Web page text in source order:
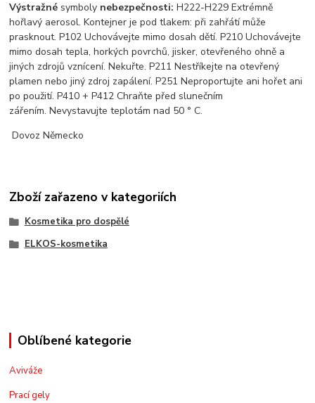
Výstražné symboly nebezpečnosti: H222-H229 Extrémně
hořlavý aerosol. Kontejner je pod tlakem: při zahřátí může
prasknout. P102 Uchovávejte mimo dosah dětí. P210 Uchovávejte
mimo dosah tepla, horkých povrchů, jisker, otevřeného ohně a
jiných zdrojů vznícení. Nekuřte. P211 Nestříkejte na otevřený
plamen nebo jiný zdroj zapálení. P251 Neproportujte ani hořet ani
po použití. P410 + P412 Chraňte před slunečním
zářením. Nevystavujte teplotám nad 50 ° C.
Dovoz Německo
Zboží zařazeno v kategoriích
Kosmetika pro dospělé
ELKOS-kosmetika
Oblíbené kategorie
Aviváže
Prací gely